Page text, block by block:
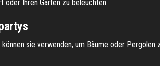
oder Ihren Garten zu beleuchten.
sie verwenden, um Bäume oder